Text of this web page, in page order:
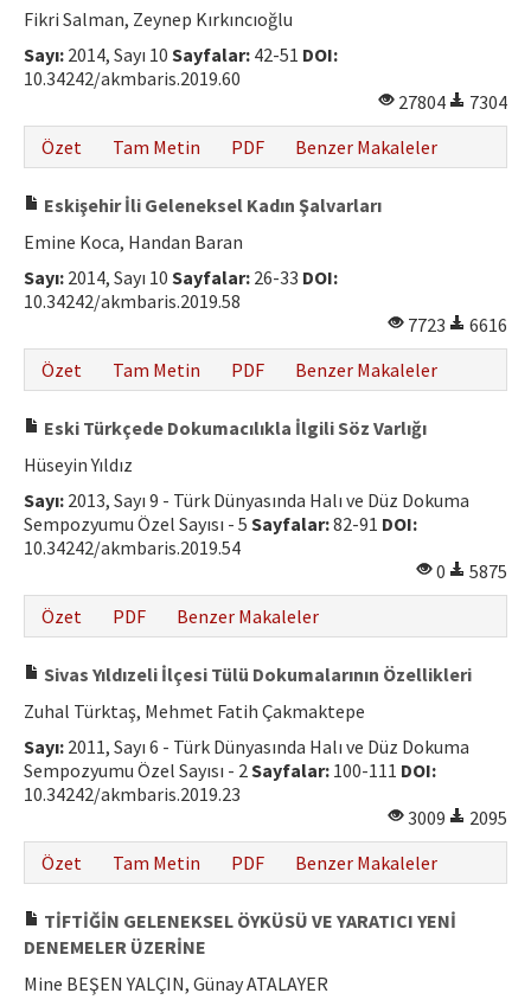
Yayın ve Editör Kurulu
Yazar Rehberi
Yayın Politikaları
İletişim
Fikri Salman, Zeynep Kırkıncıoğlu
Sayı: 2014, Sayı 10 Sayfalar: 42-51 DOI:
10.34242/akmbaris.2019.60
27804
7304
Özet
Tam Metin PDF Benzer Makaleler
Eskişehir İli Geleneksel Kadın Şalvarları
Emine Koca, Handan Baran
Sayı: 2014, Sayı 10 Sayfalar: 26-33 DOI:
10.34242/akmbaris.2019.58
7723
6616
Özet
Tam Metin PDF Benzer Makaleler
Eski Türkçede Dokumacılıkla İlgili Söz Varlığı
Hüseyin Yıldız
Sayı: 2013, Sayı 9 - Türk Dünyasında Halı ve Düz Dokuma
Sempozyumu Özel Sayısı - 5 Sayfalar:82-91 DOI:
10.34242/akmbaris.2019.54
0
5875
Özet
PDF Benzer Makaleler
Sivas Yıldızeli İlçesi Tülü Dokumalarının Özellikleri
Zuhal Türktaş, Mehmet Fatih Çakmaktepe
Sayı: 2011, Sayı 6 - Türk Dünyasında Halı ve Düz Dokuma
Sempozyumu Özel Sayısı - 2Sayfalar: 100-111 DOI:
10.34242/akmbaris.2019.23
3009
2095
Özet
Tam Metin PDF Benzer Makaleler
TİFTİĞİN GELENEKSEL ÖYKÜSÜ VE YARATICI YENİ
DENEMELER ÜZERİNE
Mine BEŞEN YALÇIN, Günay ATALAYER